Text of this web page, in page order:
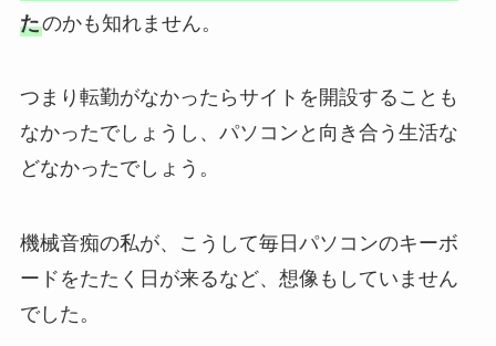
たのかも知れません。
つまり転勤がなかったらサイトを開設することも
なかったでしょうし、パソコンと向き合う生活な
どなかったでしょう。
機械音痴の私が、こうして毎日パソコンのキーボ
ードをたたく日が来るなど、想像もしていません
でした。